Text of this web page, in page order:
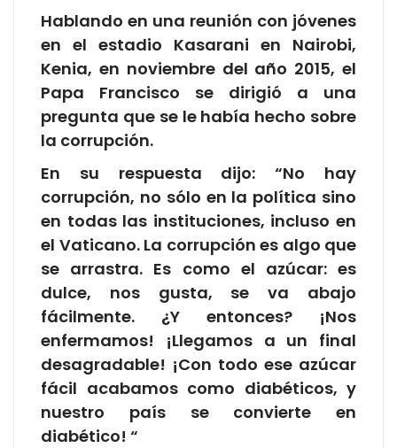
Hablando en una reunión con jóvenes
en el estadio Kasarani en Nairobi,
Kenia, en noviembre del año 2015, el
Papa Francisco se dirigió a una
pregunta que se le había hecho sobre
la corrupción.
En su respuesta dijo: “No hay
corrupción, no sólo en la política sino
en todas las instituciones, incluso en
el Vaticano. La corrupción es algo que
se arrastra. Es como el azúcar: es
dulce, nos gusta, se va abajo
fácilmente. ¿Y entonces? ¡Nos
enfermamos! ¡Llegamos a un final
desagradable! ¡Con todo ese azúcar
fácil acabamos como diabéticos, y
nuestro país se convierte en
diabético! “